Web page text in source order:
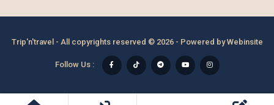
Trip'n'travel - All copyrights reserved © 2026 - Powered byWebinsite
Follow Us :